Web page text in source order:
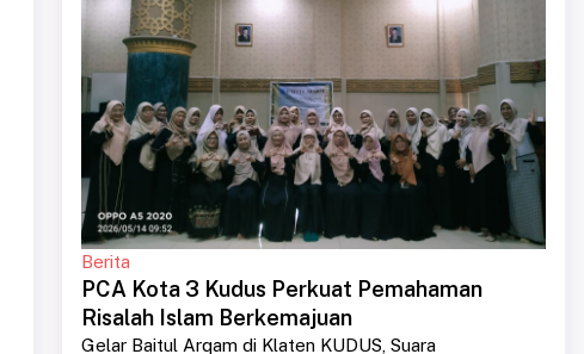
Berita
PCA Kota 3 Kudus Perkuat Pemahaman
Risalah Islam Berkemajuan
Gelar Baitul Arqam di Klaten KUDUS, Suara